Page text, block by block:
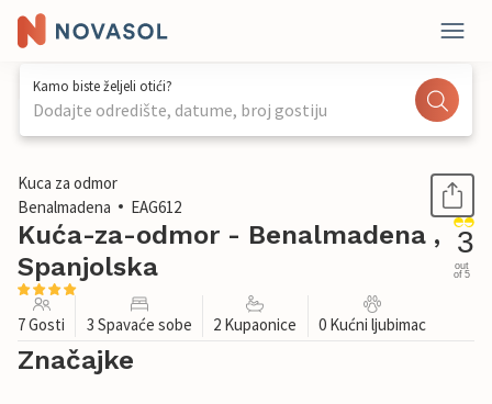
Kamo biste željeli otići?
Dodajte odredište, datume, broj gostiju
1 / 17
Kuca za odmor
Benalmadena
EAG612
Kuća-za-odmor - Benalmadena ,
Spanjolska
3
out
of 5
7 Gosti 3 Spavaće sobe 2 Kupaonice 0 Kućni ljubimac
Značajke